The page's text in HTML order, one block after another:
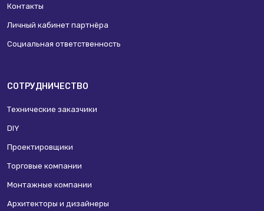
Контакты
Личный кабинет партнёра
Социальная ответственность
СОТРУДНИЧЕСТВО
Технические заказчики
DIY
Проектировщики
Торговые компании
Монтажные компании
Архитекторы и дизайнеры